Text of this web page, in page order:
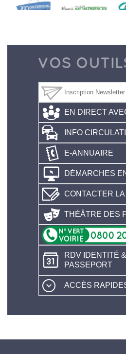
EN DIRECT
INFO
E-ANNUAIRE
DÉMARCHES
CONTACTER LA
THÉÂTRE DES
RDV IDENTITÉ &
PASSEPORT
ACCÈS